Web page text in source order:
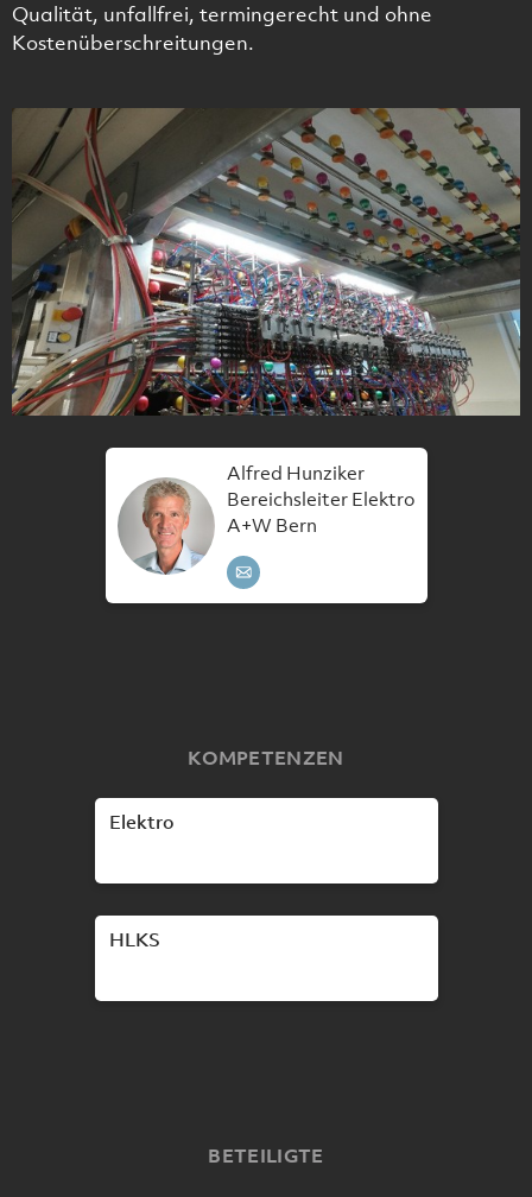
Qualität, unfallfrei, termingerecht und ohne
Kostenüberschreitungen.
Alfred Hunziker
Bereichsleiter Elektro
A+W Bern
KOMPETENZEN
Elektro
HLKS
BETEILIGTE